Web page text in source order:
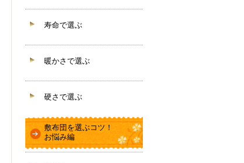
寿命で選ぶ
暖かさで選ぶ
硬さで選ぶ
敷布団を選ぶコツ！
お悩み編